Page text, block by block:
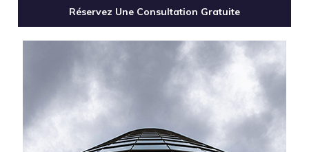
Réservez Une Consultation Gratuite